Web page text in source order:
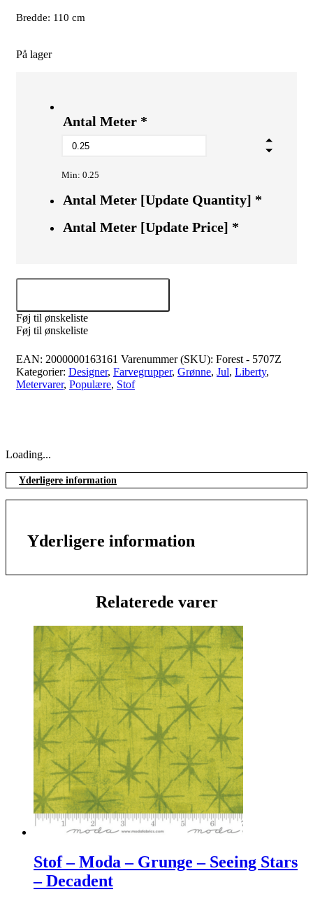
Bredde: 110 cm
På lager
Antal Meter *
Min: 0.25
Antal Meter [Update Quantity] *
Antal Meter [Update Price] *
Føj til ønskeliste
Føj til ønskeliste
EAN: 2000000163161 Varenummer (SKU): Forest - 5707Z
Kategorier: Designer, Farvegrupper, Grønne, Jul, Liberty,
Metervarer, Populære, Stof
Loading...
Yderligere information
Yderligere information
Relaterede varer
Stof – Moda – Grunge – Seeing Stars
– Decadent